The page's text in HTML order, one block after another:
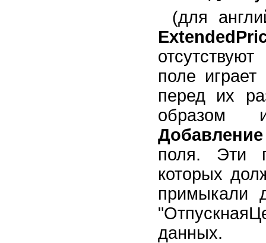
(для
поле
перед их
образом
поля. Эти
которых
примыкали
данных.